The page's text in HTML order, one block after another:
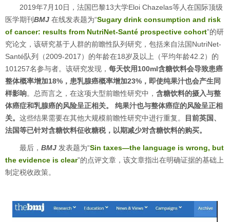
2019年7月10日，法国巴黎13大学Eloi Chazelas等人在国际顶级
医学期刊 BMJ 在线发表题为“Sugary drink consumption and risk
of cancer: results from NutriNet-Santé prospective cohort”的研
究论文，该研究基于人群的前瞻性队列研究，包括来自法国NutriNet-
Santé队列（2009-2017）的年龄在18岁及以上（平均年龄42.2）的
101257名参与者。 该研究发现， 每天饮用100ml含糖饮料会导致患癌
整体概率增加18%，患乳腺癌概率增加23%，即使纯果汁也会产生同
样影响。 总而言之，在这项大型前瞻性研究中， 含糖饮料的摄入与整
体癌症和乳腺癌的风险呈正相关。
纯果汁也与整体癌症的风险呈正相
关。 这些结果需要在其他大规模前瞻性研究中进行重复。
目前英国、
法国等已针对含糖饮料征收糖税，以期减少对含糖饮料的购买。
最后， BMJ 发表题为“Sin taxes—the language is wrong, but
the evidence is clear”的点评文章，该文章指出在明确证据的基础上
制定税收政策。